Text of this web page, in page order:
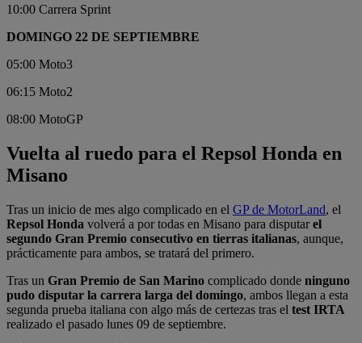
10:00 Carrera Sprint
DOMINGO 22 DE SEPTIEMBRE
05:00 Moto3
06:15 Moto2
08:00 MotoGP
Vuelta al ruedo para el Repsol Honda en
Misano
Tras un inicio de mes algo complicado en el GP de MotorLand, el
Repsol Honda volverá a por todas en Misano para disputarel
segundo Gran Premio consecutivo en tierras italianas, aunque,
prácticamente para ambos, se tratará del primero.
Tras un Gran Premio de San Marino complicado donde ninguno
pudo disputar la carrera larga del domingo, ambos llegan a esta
segunda prueba italiana con algo más de certezas tras el test IRTA
realizado el pasado lunes 09 de septiembre.